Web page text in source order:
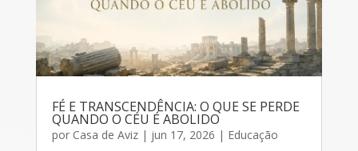
FÉ E TRANSCENDÊNCIA: O QUE SE PERDE
QUANDO O CÉU É ABOLIDO
por Casa de Aviz| jun 17, 2026 | Educação